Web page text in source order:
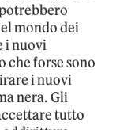
mondo dei
i nuovi
che forse sono
i nuovi
nera. Gli
tutto